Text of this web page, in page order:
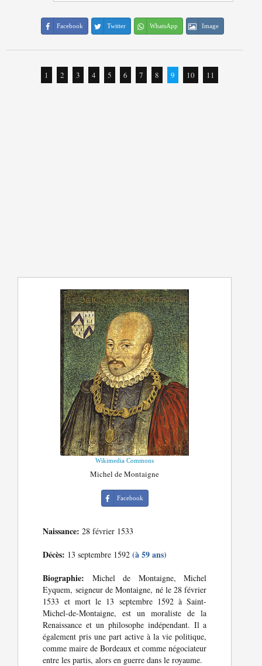
Facebook Twitter WhatsApp Image
1 2 3 4 5 6 7 8 9 10 11
Wikimedia Commons
Michel de Montaigne
Facebook
Naissance: 28 février 1533
Décès: 13 septembre 1592(à 59 ans)
Biographie: Michel de Montaigne, Michel
Eyquem, seigneur de Montaigne, né le 28 février
1533 et mort le 13 septembre 1592 à Saint-
Michel-de-Montaigne, est un moraliste de la
Renaissance et un philosophe indépendant. Il a
également pris une part active à la vie politique,
comme maire de Bordeaux et comme négociateur
entre les partis, alors en guerre dans le royaume.